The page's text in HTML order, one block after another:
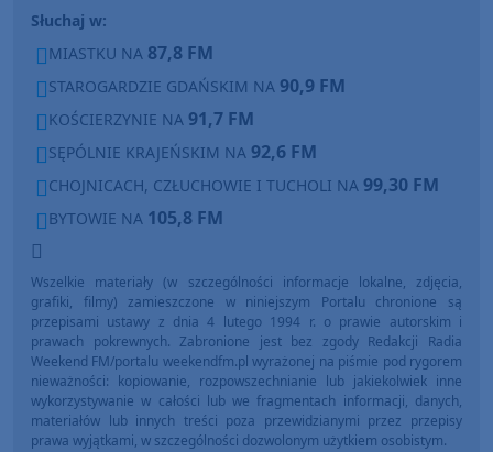
Słuchaj w:
MIASTKU NA 87,8 FM
STAROGARDZIE GDAŃSKIM NA 90,9 FM
KOŚCIERZYNIE NA 91,7 FM
SĘPÓLNIE KRAJEŃSKIM NA 92,6 FM
CHOJNICACH, CZŁUCHOWIE I TUCHOLI NA 99,30 FM
BYTOWIE NA 105,8 FM
Wszelkie materiały (w szczególności informacje lokalne, zdjęcia,
grafiki, filmy) zamieszczone w niniejszym Portalu chronione są
przepisami ustawy z dnia 4 lutego 1994 r. o prawie autorskim i
prawach pokrewnych. Zabronione jest bez zgody Redakcji Radia
Weekend FM/portalu weekendfm.pl wyrażonej na piśmie pod rygorem
nieważności: kopiowanie, rozpowszechnianie lub jakiekolwiek inne
wykorzystywanie w całości lub we fragmentach informacji, danych,
materiałów lub innych treści poza przewidzianymi przez przepisy
prawa wyjątkami, w szczególności dozwolonym użytkiem osobistym.